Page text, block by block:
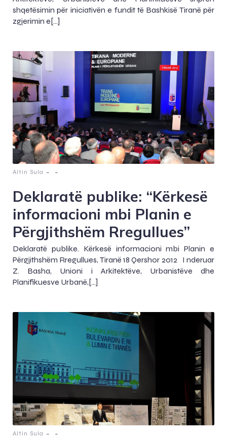
shqetësimin për iniciativën e fundit të Bashkisë Tiranë për
zgjerimin e[…]
Altin Sula - -
Deklaratë publike: “Kërkesë
informacioni mbi Planin e
Përgjithshëm Rregullues”
Deklaratë publike. Kërkesë informacioni mbi Planin e
Përgjithshëm Rregullues, Tiranë 18 Qershor 2012 I nderuar
Z. Basha, Unioni i Arkitektëve, Urbanistëve dhe
Planifikuesve Urbanë,[…]
Altin Sula - -